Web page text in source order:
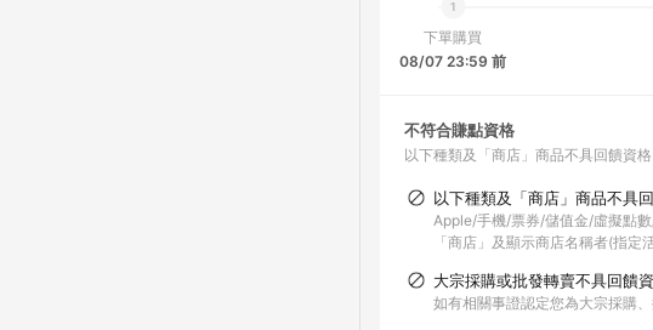
下單購買
08/07 23:59 前
不符合賺點資格
以下種類及「商店」商品不具回饋資格
以下種類及「商店」商品不具
Apple/手機/票券/儲值金/虛擬點
「商店」及顯示商店名稱者(指定
大宗採購或批發轉賣不具回饋
如有相關事證認定您為大宗採購